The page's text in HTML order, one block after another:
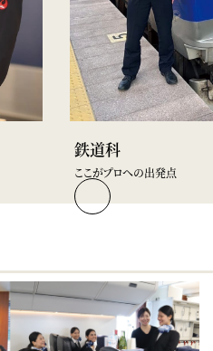
RAILWAY
鉄道科
ここがプロへの出発点